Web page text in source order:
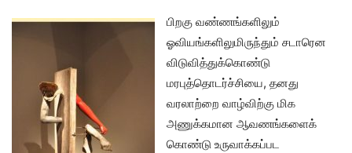
பிறகு வண்ணங்களிலும்
ஓவியங்களிலுமிருந்தும் சடாரென
விடுவித்துக்கொண்டு
மரபுத்தொடர்ச்சியை, தனது
வரலாற்றை வாழ்விற்கு மிக
அணுக்கமான ஆவணங்களைக்
கொண்டு உருவாக்கப்பட